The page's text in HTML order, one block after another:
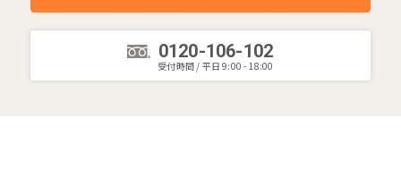
0120-106-102
受付時間 / 平日 9:00 - 18:00